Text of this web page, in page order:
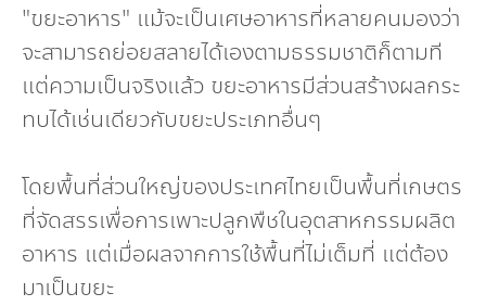
"ขยะอาหาร" แม้จะเป็นเศษอาหารที่หลายคนมองว่า
จะสามารถย่อยสลายได้เองตามธรรมชาติก็ตามที
แต่ความเป็นจริงแล้ว ขยะอาหารมีส่วนสร้างผลกระ
ทบได้เช่นเดียวกับขยะประเภทอื่นๆ
โดยพื้นที่ส่วนใหญ่ของประเทศไทยเป็นพื้นที่เกษตร
ที่จัดสรรเพื่อการเพาะปลูกพืชในอุตสาหกรรมผลิต
อาหาร แต่เมื่อผลจากการใช้พื้นที่ไม่เต็มที่ แต่ต้อง
มาเป็นขยะ